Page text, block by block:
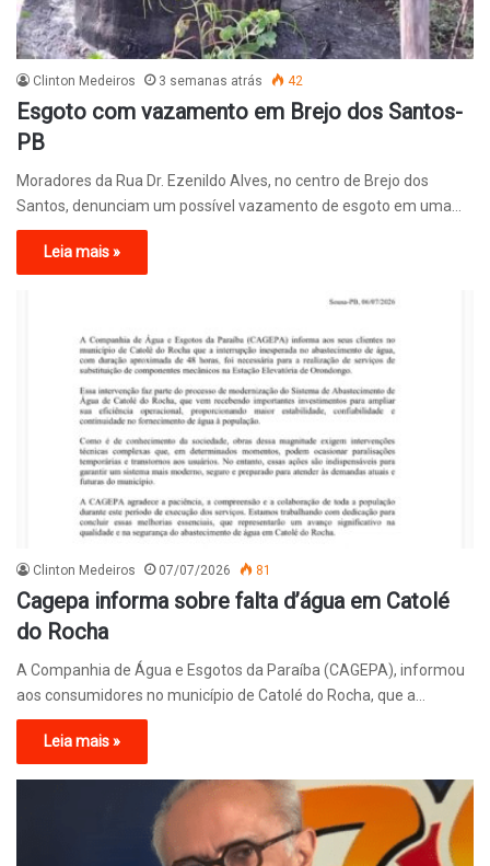
Clinton Medeiros 3 semanas atrás 42
Esgoto com vazamento em Brejo dos Santos-
PB
Moradores da Rua Dr. Ezenildo Alves, no centro de Brejo dos
Santos, denunciam um possível vazamento de esgoto em uma…
Leia mais »
Clinton Medeiros 07/07/2026 81
Cagepa informa sobre falta d’água em Catolé
do Rocha
A Companhia de Água e Esgotos da Paraíba (CAGEPA), informou
aos consumidores no município de Catolé do Rocha, que a…
Leia mais »